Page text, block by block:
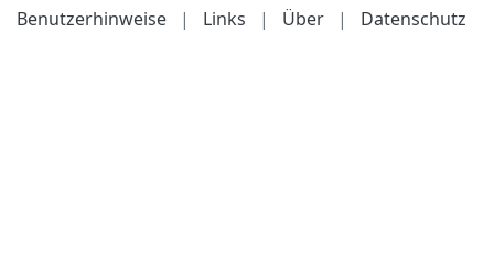
Benutzerhinweise
| Links | Über | Datenschutz